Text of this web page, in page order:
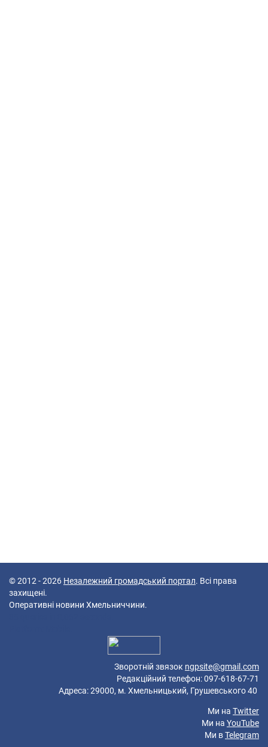
© 2012 - 2026 Незалежний громадський портал. Всі права
захищені.
Оперативні новини Хмельниччини.
Зворотній звязок ngpsite@gmail.com
Редакційний телефон: 097-618-67-71
Адреса: 29000, м. Хмельницький, Грушевського 40
Ми на Twitter
Ми на YouTube
Ми вTelegram